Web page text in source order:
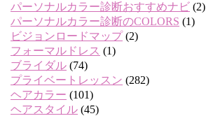
パーソナルカラー診断おすすめナビ (2)
パーソナルカラー診断のCOLORS (1)
ビジョンロードマップ(2)
フォーマルドレス (1)
ブライダル (74)
プライベートレッスン (282)
ヘアカラー (101)
ヘアスタイル (45)